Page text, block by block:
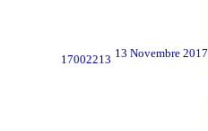
17002213 13 Novembre 2017